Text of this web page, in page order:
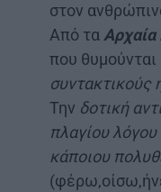
στον
Από ταΑρχαία
που
συντακτικούς
Την δοτική
πλαγίου
κάποιου